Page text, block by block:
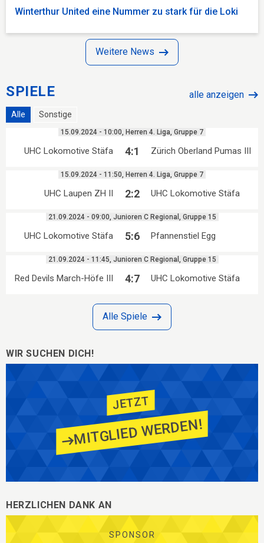
Winterthur United eine Nummer zu stark für die Loki
Weitere News
SPIELE alle anzeigen
Alle Sonstige
15.09.2024 - 10:00, Herren 4. Liga, Gruppe 7
UHC Lokomotive Stäfa 4:1 Zürich Oberland Pumas III
15.09.2024 - 11:50, Herren 4. Liga, Gruppe 7
UHC Laupen ZH II 2:2 UHC Lokomotive Stäfa
21.09.2024 - 09:00, Junioren C Regional, Gruppe 15
UHC Lokomotive Stäfa 5:6 Pfannenstiel Egg
21.09.2024 - 11:45, Junioren C Regional, Gruppe 15
Red Devils March-Höfe III 4:7 UHC Lokomotive Stäfa
Alle Spiele
WIR SUCHEN DICH!
JETZT
MITGLIED WERDEN!
HERZLICHEN DANK AN
SPONSOR